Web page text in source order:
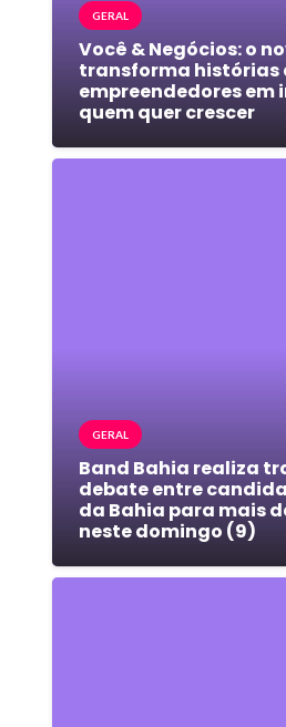
GERAL
Você & Negócios: o
transforma histórias
empreendedores em
quem quer crescer
GERAL
Band Bahia realiza
debate entre
da Bahia para mais
neste domingo (9)